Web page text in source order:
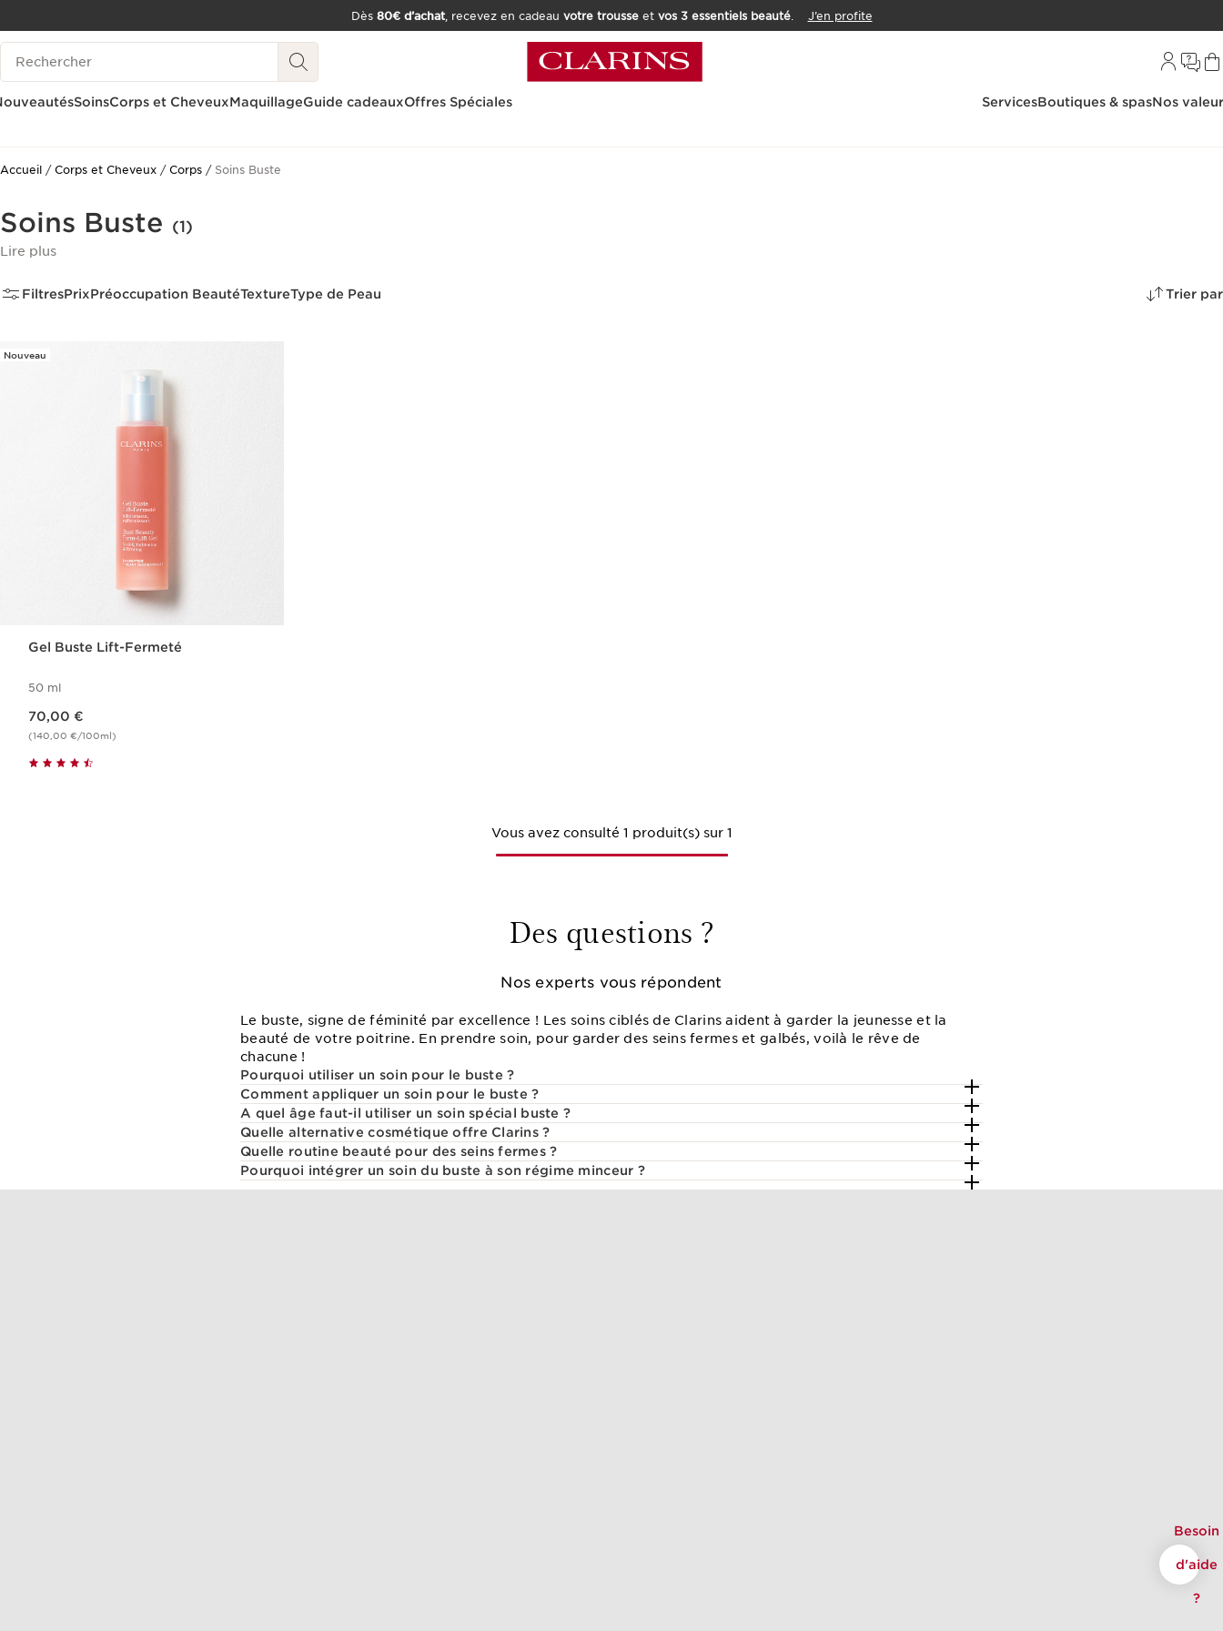
ALLER AU CONTENU
CONSULTER LE PIED DE PAGE
OUTIL D'ACCESSIBILITÉ
Dès 80€ d’achat, recevez en cadeau votre trousseet vos 3 essentiels beauté. J’en profite
Historique des recherches
SoinsCorps et CheveuxMaquillageGuide cadeauxOffres Spéciales ServicesBoutiques & spasNos
Accueil Corps et Cheveux Corps Soins Buste
Soins Buste (1)
Lire plus
FiltresPrixPréoccupation BeautéTextureType de Peau Trier par
Nouveau
Gel Buste Lift-Fermeté
50 ml
70,00 €
(140,00 €/100ml)
Vous avez consulté 1 produit(s) sur 1
Des questions ?
Nos experts vous répondent
Le buste, signe de féminité par excellence ! Les soins ciblés de Clarins aident à garder la jeunesse et la
beauté de votre poitrine. En prendre soin, pour garder des seins fermes et galbés, voilà le rêve de
chacune !
Pourquoi utiliser un soin pour le buste ?
Comment appliquer un soin pour le buste ?
A quel âge faut-il utiliser un soin spécial buste ?
Quelle alternative cosmétique offre Clarins ?
Quelle routine beauté pour des seins fermes ?
Pourquoi intégrer un soin du buste à son régime minceur ?
Besoin
d'aide
?